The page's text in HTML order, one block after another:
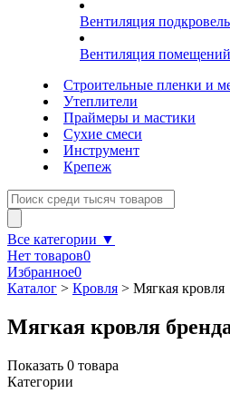
Вентиляция
Вентиляция помещений
Строительные пленки и
Утеплители
Праймеры и мастики
Сухие смеси
Инструмент
Крепеж
Все категории ▼
Нет товаров0
Избранное0
Каталог > Кровля > Мягкая кровля
Мягкая кровля
Показать 0 товара
Категории